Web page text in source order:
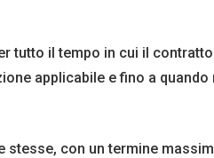
tutto il tempo in cui il
applicabile e fino a quando
con un termine